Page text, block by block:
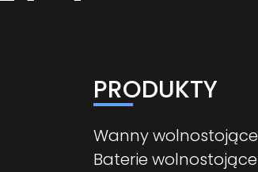
PRODUKTY
Wanny wolnostojące
Baterie wolnostojące